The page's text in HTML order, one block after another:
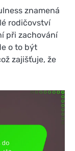
znamená
rodičovství
při zachování
o to být
zajišťuje, že